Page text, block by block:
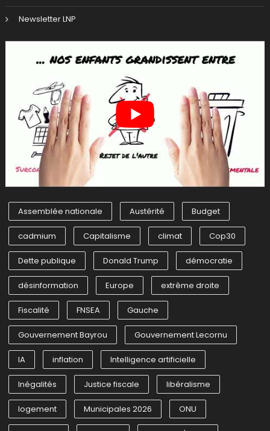
Newsletter LNP
Assemblée nationale Austérité Budget
cadmium Capitalisme climat Cop30
Dette publique Donald Trump démocratie
désinformation Europe extrême droite
Fiscalité FNSEA Gauche
Gouvernement Bayrou Gouvernement Lecornu
IA inflation Intelligence artificielle
Inégalités Justice fiscale libéralisme
logement Municipales 2026 ONU